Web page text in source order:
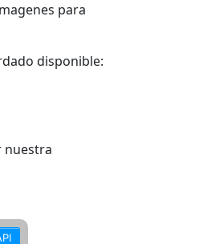
para
disponible:
nuestra